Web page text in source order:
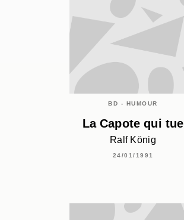
BD - HUMOUR
La Capote qui tue
Ralf König
24/01/1991